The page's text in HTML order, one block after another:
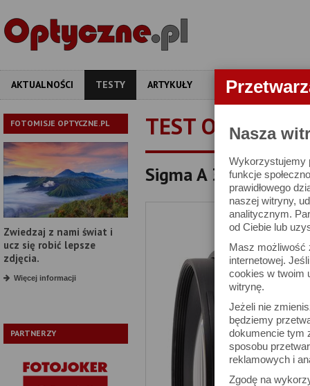
Nasza
Wykorzystujemy
funkcje
prawidłowego
naszej witryny,
analitycznym.
od Ciebie lub
Masz możliwość
internetowej.
cookies w twoim
witrynę.
Jeżeli nie
będziemy
dokumencie tym
sposobu
reklamowych i
Zgodę na
AKTUALNOŚCI TESTY ARTYKUŁY APARATY
FOTOMISJE OPTYCZNE.PL
Zwiedzaj z nami świat i
ucz się robić lepsze
zdjęcia.
Więcej informacji
PARTNERZY
TEST
Sigma A 35 mm f/